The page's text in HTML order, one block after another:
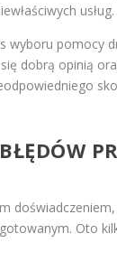
usług.
wyboru pomocy
dobrą opinią
Oto